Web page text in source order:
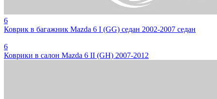
6
Коврик в багажник Mazda 6 I (GG) седан 2002-2007 седан
6
Коврики в салон Mazda 6 II (GH) 2007-2012